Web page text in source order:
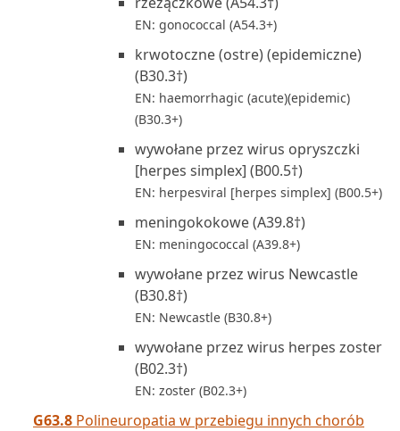
EN: gonococcal (A54.3+)
krwotoczne (ostre) (epidemiczne)
(B30.3†)
EN: haemorrhagic (acute)(epidemic)
(B30.3+)
wywołane przez wirus opryszczki
[herpes simplex] (B00.5†)
EN: herpesviral [herpes simplex] (B00.5+)
meningokokowe (A39.8†)
EN: meningococcal (A39.8+)
wywołane przez wirus Newcastle
(B30.8†)
EN: Newcastle (B30.8+)
wywołane przez wirus herpes zoster
(B02.3†)
EN: zoster (B02.3+)
G63.8 Polineuropatia w przebiegu innych chorób